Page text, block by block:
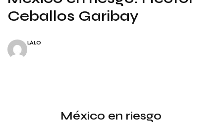
Ceballos Garibay
LALO
México en riesgo